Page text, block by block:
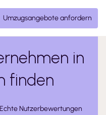
Umzugsangebote anfordern
in
finden
Nutzerbewertungen